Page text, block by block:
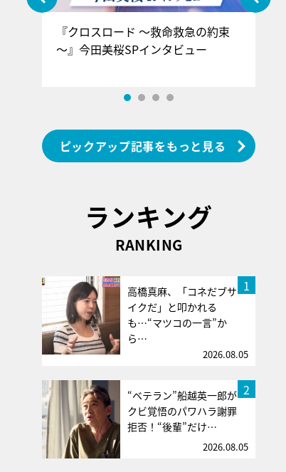
タ
『クロスロード ～救命救急の約束
～』今田美桜SPインタビュー
ピックアップ記事をもっと見る
ランキング
RANKING
1
高橋真麻、「コネだブサ
イクだ」と叩かれる
も…“マツコの一言”か
ら…
2026.08.05
2
“ベテラン”船越英一郎が
クビ覚悟のパワハラ謝罪
拒否！“後輩”だけ…
2026.08.05